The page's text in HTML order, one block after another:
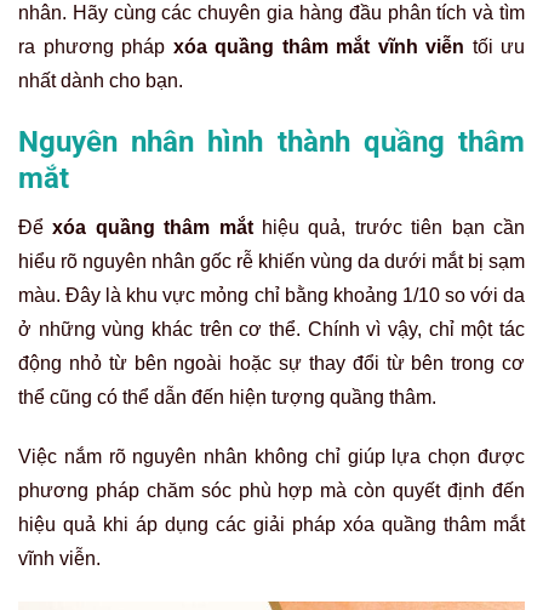
nhân. Hãy cùng các chuyên gia hàng đầu phân tích và tìm
ra phương pháp xóa quầng thâm mắt vĩnh viễn tối ưu
nhất dành cho bạn.
Nguyên nhân hình thành quầng thâm
mắt
Đểxóa quầng thâm mắthiệu quả, trước tiên bạn cần
hiểu rõ nguyên nhân gốc rễ khiến vùng da dưới mắt bị sạm
màu. Đây là khu vực mỏng chỉ bằng khoảng 1/10 so với da
ở những vùng khác trên cơ thể. Chính vì vậy, chỉ một tác
động nhỏ từ bên ngoài hoặc sự thay đổi từ bên trong cơ
thể cũng có thể dẫn đến hiện tượng quầng thâm.
Việc nắm rõ nguyên nhân không chỉ giúp lựa chọn được
phương pháp chăm sóc phù hợp mà còn quyết định đến
hiệu quả khi áp dụng các giải pháp xóa quầng thâm mắt
vĩnh viễn.